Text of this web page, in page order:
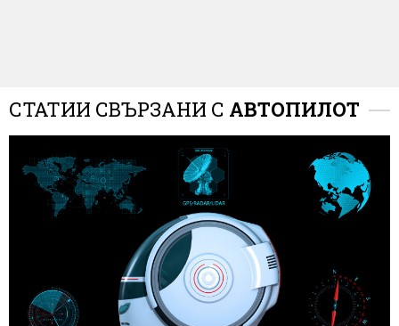
СТАТИИ СВЪРЗАНИ С АВТОПИЛОТ